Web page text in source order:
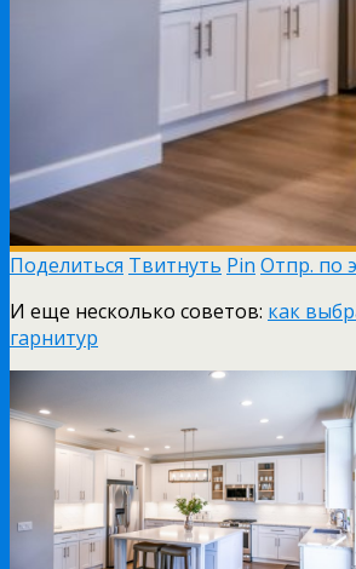
Поделиться Твитнуть Pin Отпр. по
И еще несколько советов: как
гарнитур